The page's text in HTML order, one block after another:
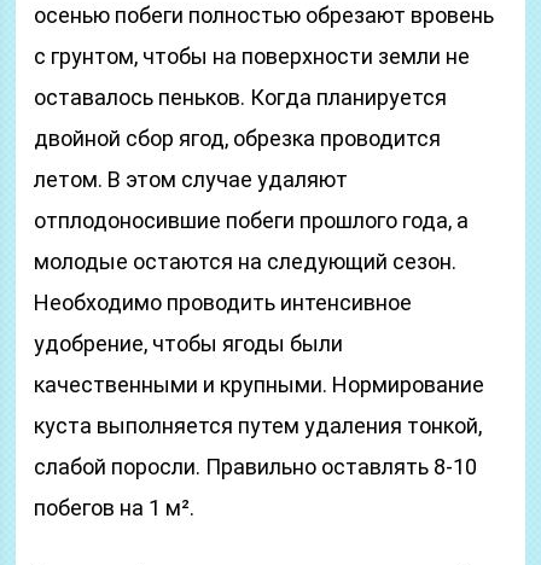
осенью побеги полностью обрезают вровень
с грунтом, чтобы на поверхности земли не
оставалось пеньков. Когда планируется
двойной сбор ягод, обрезка проводится
летом. В этом случае удаляют
отплодоносившие побеги прошлого года, а
молодые остаются на следующий сезон.
Необходимо проводить интенсивное
удобрение, чтобы ягоды были
качественными и крупными. Нормирование
куста выполняется путем удаления тонкой,
слабой поросли. Правильно оставлять 8-10
побегов на 1 м².